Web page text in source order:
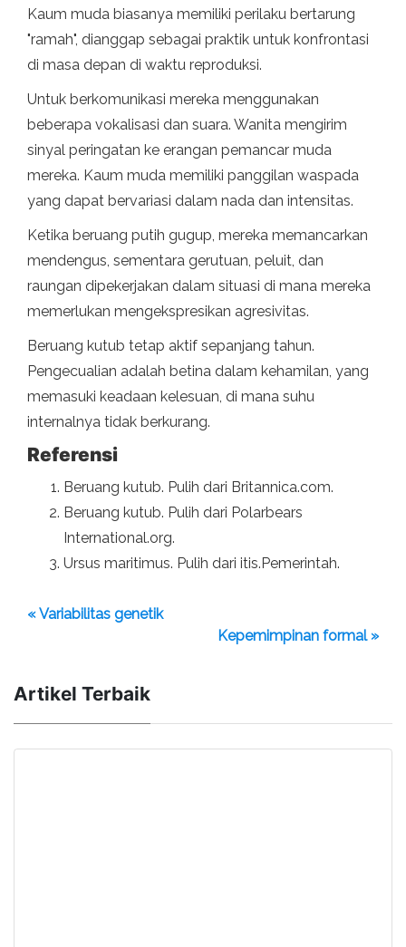
Kaum muda biasanya memiliki perilaku bertarung
"ramah", dianggap sebagai praktik untuk konfrontasi
di masa depan di waktu reproduksi.
Untuk berkomunikasi mereka menggunakan
beberapa vokalisasi dan suara. Wanita mengirim
sinyal peringatan ke erangan pemancar muda
mereka. Kaum muda memiliki panggilan waspada
yang dapat bervariasi dalam nada dan intensitas.
Ketika beruang putih gugup, mereka memancarkan
mendengus, sementara gerutuan, peluit, dan
raungan dipekerjakan dalam situasi di mana mereka
memerlukan mengekspresikan agresivitas.
Beruang kutub tetap aktif sepanjang tahun.
Pengecualian adalah betina dalam kehamilan, yang
memasuki keadaan kelesuan, di mana suhu
internalnya tidak berkurang.
Referensi
Beruang kutub. Pulih dari Britannica.com.
Beruang kutub. Pulih dari Polarbears
International.org.
Ursus maritimus. Pulih dari itis.Pemerintah.
« Variabilitas genetik
Kepemimpinan formal »
Artikel Terbaik